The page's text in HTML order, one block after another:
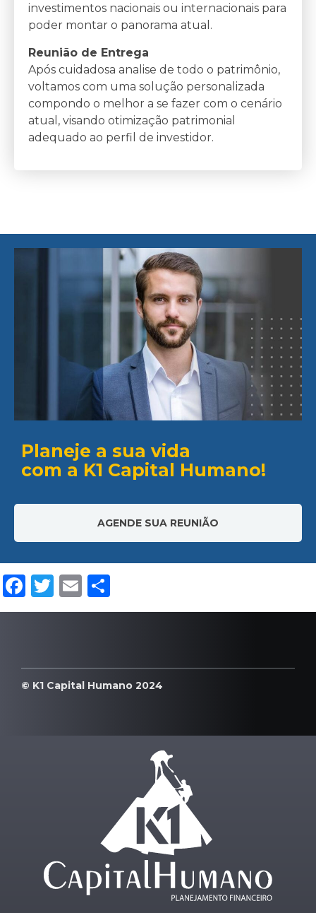
investimentos nacionais ou internacionais para
poder montar o panorama atual.
Reunião de Entrega
Após cuidadosa analise de todo o patrimônio,
voltamos com uma solução personalizada
compondo o melhor a se fazer com o cenário
atual, visando otimização patrimonial
adequado ao perfil de investidor.
Planeje a sua vida
com a K1 Capital Humano!
AGENDE SUA REUNIÃO
Facebook
Twitter
Email
© K1 Capital Humano 2024